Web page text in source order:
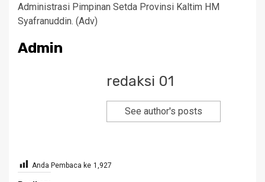
Administrasi Pimpinan Setda Provinsi Kaltim HM
Syafranuddin. (Adv)
Admin
redaksi 01
See author's posts
Anda Pembaca ke 1,927